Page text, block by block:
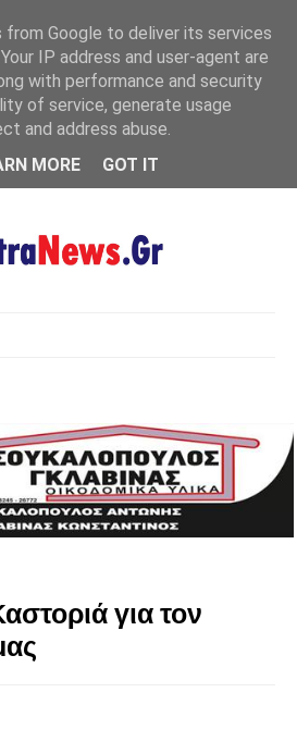
MENU
για τον
from Google to deliver its services
IP address and user-agent are
with performance and security
of service, generate usage
and address abuse.
MORE
GOT IT